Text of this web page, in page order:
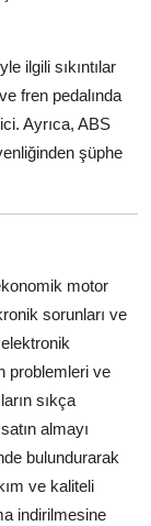
ilgili sıkıntılar
fren pedalında
Ayrıca, ABS
şüphe
motor
sorunları ve
problemleri ve
sıkça
almayı
bulundurarak
ve kaliteli
indirilmesine